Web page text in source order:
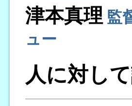
津本真理 監
ュー
人に対し